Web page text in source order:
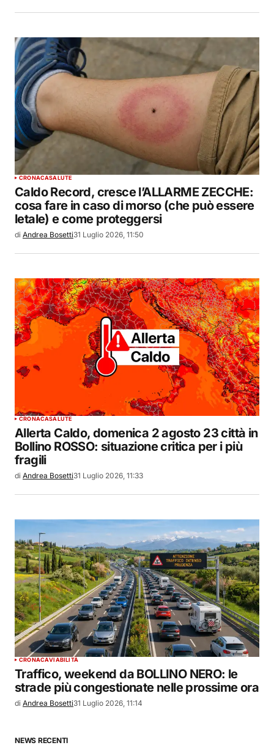
CRONACASALUTE
Caldo Record, cresce l’ALLARME ZECCHE:
cosa fare in caso di morso (che può essere
letale) e come proteggersi
di Andrea Bosetti31 Luglio 2026, 11:50
CRONACASALUTE
Allerta Caldo, domenica 2 agosto 23 città in
Bollino ROSSO: situazione critica per i più
fragili
di Andrea Bosetti31 Luglio 2026, 11:33
CRONACAVIABILITÀ
Traffico, weekend da BOLLINO NERO: le
strade più congestionate nelle prossime ora
di Andrea Bosetti31 Luglio 2026, 11:14
NEWS RECENTI